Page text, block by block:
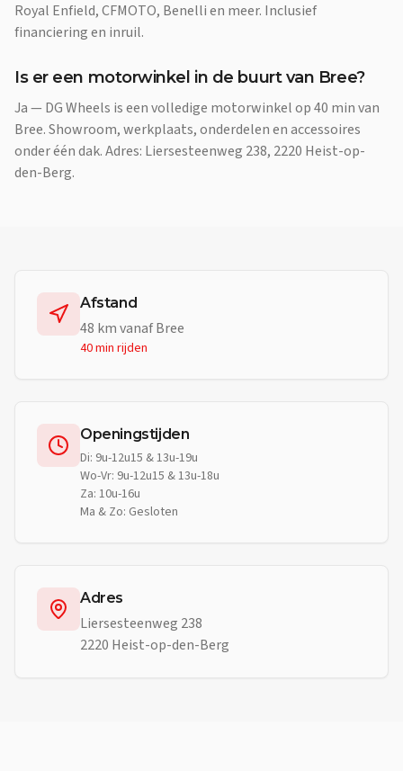
Royal Enfield, CFMOTO, Benelli en meer. Inclusief
financiering en inruil.
Is er een motorwinkel in de buurt van Bree?
Ja — DG Wheels is een volledige motorwinkel op 40 min van
Bree. Showroom, werkplaats, onderdelen en accessoires
onder één dak. Adres: Liersesteenweg 238, 2220 Heist-op-
den-Berg.
Afstand
48 km vanafBree
40 min rijden
Openingstijden
Di: 9u-12u15 & 13u-19u
Wo-Vr: 9u-12u15 & 13u-18u
Za: 10u-16u
Ma & Zo: Gesloten
Adres
Liersesteenweg 238
2220 Heist-op-den-Berg